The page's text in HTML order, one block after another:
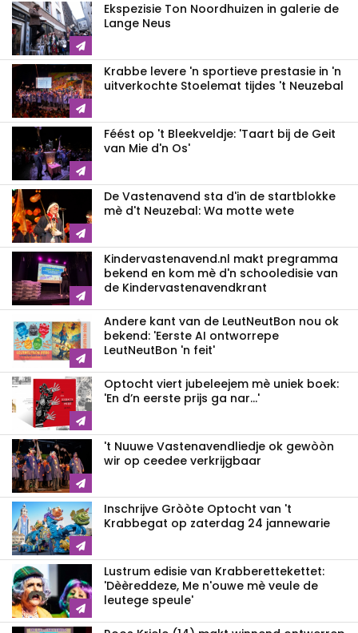
Ekspezisie Ton Noordhuizen in galerie de
Lange Neus
Krabbe levere 'n sportieve prestasie in 'n
uitverkochte Stoelemat tijdes 't Neuzebal
Féést op 't Bleekveldje: 'Taart bij de Geit
van Mie d'n Os'
De Vastenavend sta d'in de startblokke
mè d't Neuzebal: Wa motte wete
Kindervastenavend.nl makt pregramma
bekend en kom mè d'n schooledisie van
de Kindervastenavendkrant
Andere kant van de LeutNeutBon nou ok
bekend: 'Eerste AI ontworrepe
LeutNeutBon 'n feit'
Optocht viert jubeleejem mè uniek boek:
'En d’n eerste prijs ga nar...'
't Nuuwe Vastenavendliedje ok gewòòn
wir op ceedee verkrijgbaar
Inschrijve Gròòte Optocht van 't
Krabbegat op zaterdag 24 jannewarie
Lustrum edisie van Krabberettekettet:
'Dèèreddeze, Me n'ouwe mè veule de
leutege speule'